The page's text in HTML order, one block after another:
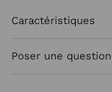
Caractéristiques
Poser une question